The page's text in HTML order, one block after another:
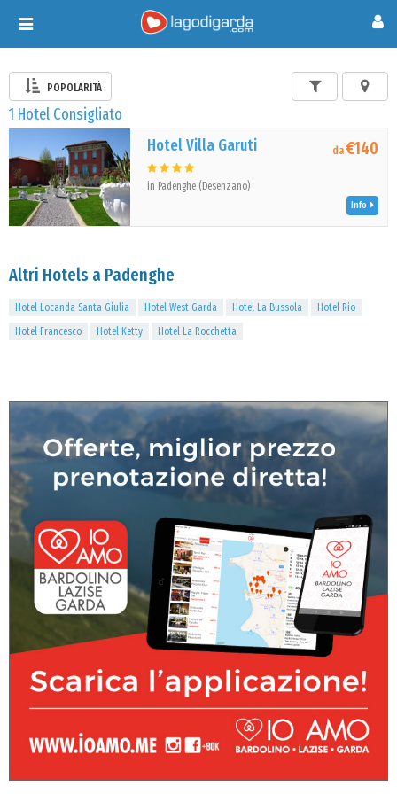
Toggle
navigation
POPOLARITÀ
1 Hotel Consigliato
Hotel Villa Garuti
in Padenghe (Desenzano)
da€140
Info
Altri Hotels a Padenghe
Hotel Locanda Santa Giulia Hotel West Garda Hotel La Bussola
Hotel Rio
Hotel Francesco
Hotel Ketty Hotel La Rocchetta